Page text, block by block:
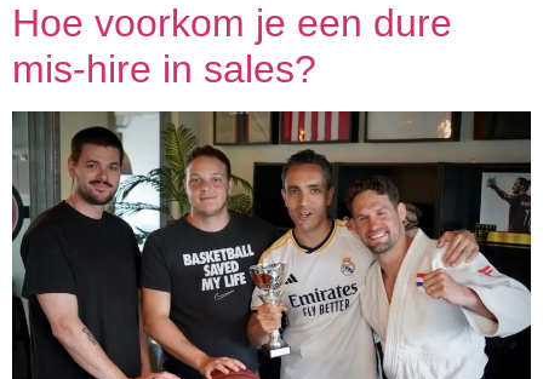
Hoe voorkom je een dure
mis-hire in sales?